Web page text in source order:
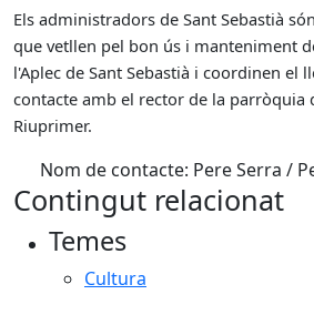
Els administradors de Sant Sebastià
que vetllen pel bon ús i manteniment
l'Aplec de Sant Sebastià i coordinen el
contacte amb el rector de la parròquia
Riuprimer.
Nom de contacte: Pere Serra /
Contingut relacionat
Temes
Cultura